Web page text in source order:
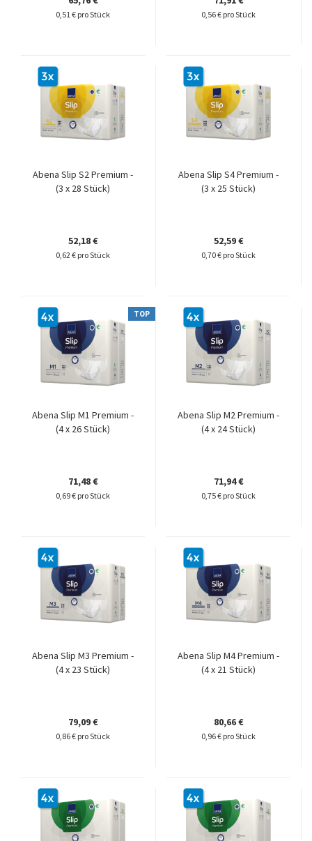
0,51 € pro Stück 0,56 € pro Stück
Abena Slip S2 Premium -
(3 x 28 Stück)
52,18 €
0,62 € pro Stück
Abena Slip S4 Premium -
(3 x 25 Stück)
52,59 €
0,70 € pro Stück
TOP
Abena Slip M1 Premium -
(4 x 26 Stück)
71,48 €
0,69 € pro Stück
Abena Slip M2 Premium -
(4 x 24 Stück)
71,94 €
0,75 € pro Stück
Abena Slip M3 Premium -
(4 x 23 Stück)
79,09 €
0,86 € pro Stück
Abena Slip M4 Premium -
(4 x 21 Stück)
80,66 €
0,96 € pro Stück